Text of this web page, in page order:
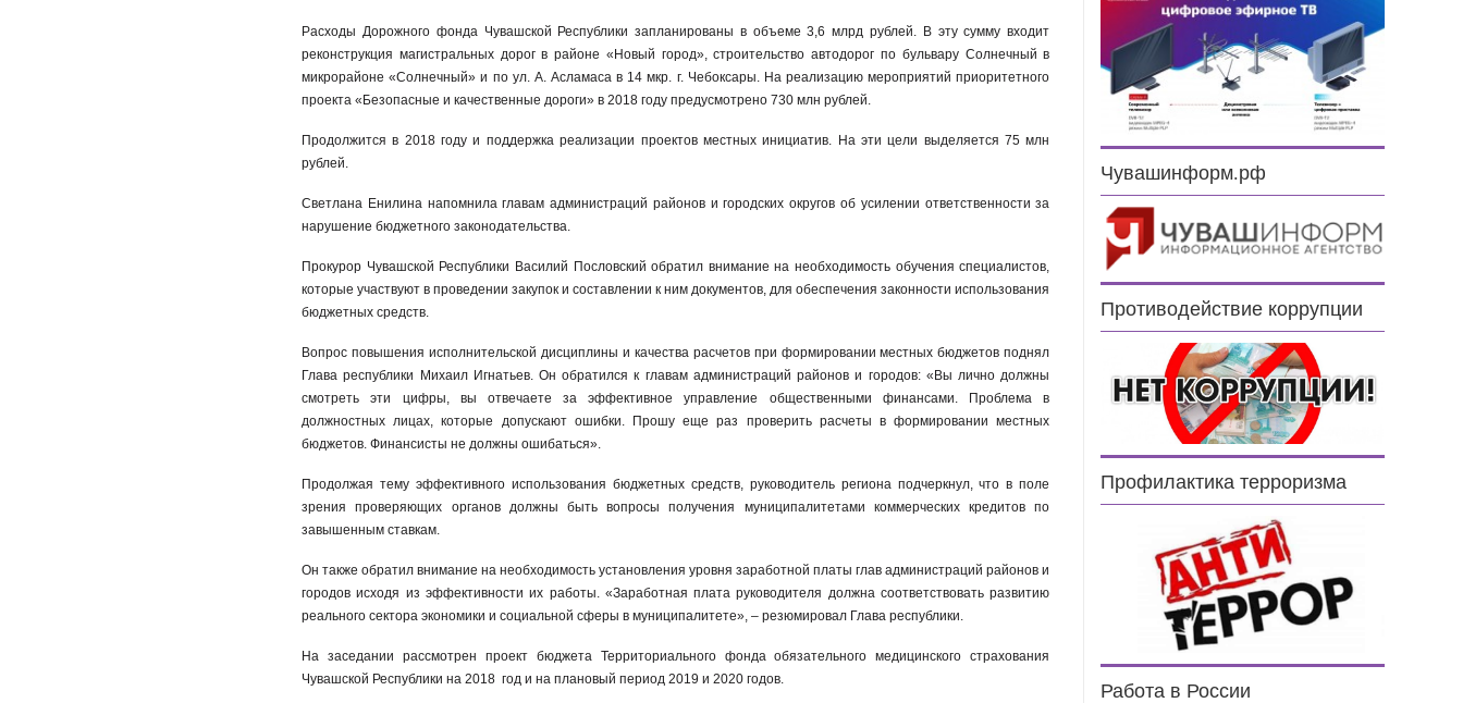
Расходы Дорожного фонда Чувашской Республики запланированы в объеме 3,6 млрд рублей. В эту сумму входит
реконструкция магистральных дорог в районе «Новый город», строительство автодорог по бульвару Солнечный в
микрорайоне «Солнечный» и по ул. А. Асламаса в 14 мкр. г. Чебоксары. На реализацию мероприятий приоритетного
проекта «Безопасные и качественные дороги» в 2018 году предусмотрено 730 млн рублей.
Продолжится в 2018 году и поддержка реализации проектов местных инициатив. На эти цели выделяется 75 млн
рублей.
Светлана Енилина напомнила главам администраций районов и городских округов об усилении ответственности за
нарушение бюджетного законодательства.
Прокурор Чувашской Республики Василий Пословский обратил внимание на необходимость обучения специалистов,
которые участвуют в проведении закупок и составлении к ним документов, для обеспечения законности использования
бюджетных средств.
Вопрос повышения исполнительской дисциплины и качества расчетов при формировании местных бюджетов поднял
Глава республики Михаил Игнатьев. Он обратился к главам администраций районов и городов: «Вы лично должны
смотреть эти цифры, вы отвечаете за эффективное управление общественными финансами. Проблема в
должностных лицах, которые допускают ошибки. Прошу еще раз проверить расчеты в формировании местных
бюджетов. Финансисты не должны ошибаться».
Продолжая тему эффективного использования бюджетных средств, руководитель региона подчеркнул, что в поле
зрения проверяющих органов должны быть вопросы получения муниципалитетами коммерческих кредитов по
завышенным ставкам.
Он также обратил внимание на необходимость установления уровня заработной платы глав администраций районов и
городов исходя из эффективности их работы. «Заработная плата руководителя должна соответствовать развитию
реального сектора экономики и социальной сферы в муниципалитете», – резюмировал Глава республики.
На заседании рассмотрен проект бюджета Территориального фонда обязательного медицинского страхования
Чувашской Республики на 2018 год и на плановый период 2019 и 2020 годов.
Чувашинформ.рф
Противодействие коррупции
Профилактика терроризма
Работа в России